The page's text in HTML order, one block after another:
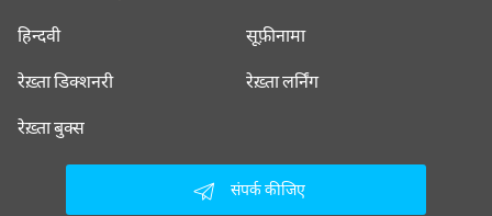
हिन्दवी सूफ़ीनामा
रेख़्ता डिक्शनरी रेख़्ता लर्निंग
रेख़्ता बुक्स
संपर्क कीजिए